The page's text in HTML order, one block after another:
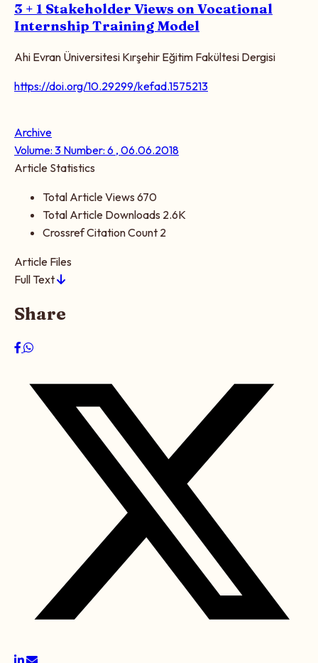
3 + 1 Stakeholder Views on Vocational
Internship Training Model
Ahi Evran Üniversitesi Kırşehir Eğitim Fakültesi Dergisi
https://doi.org/10.29299/kefad.1575213
Archive
Volume: 3 Number: 6 , 06.06.2018
Article Statistics
Total Article Views 670
Total Article Downloads 2.6K
Crossref Citation Count 2
Article Files
Full Text
Share